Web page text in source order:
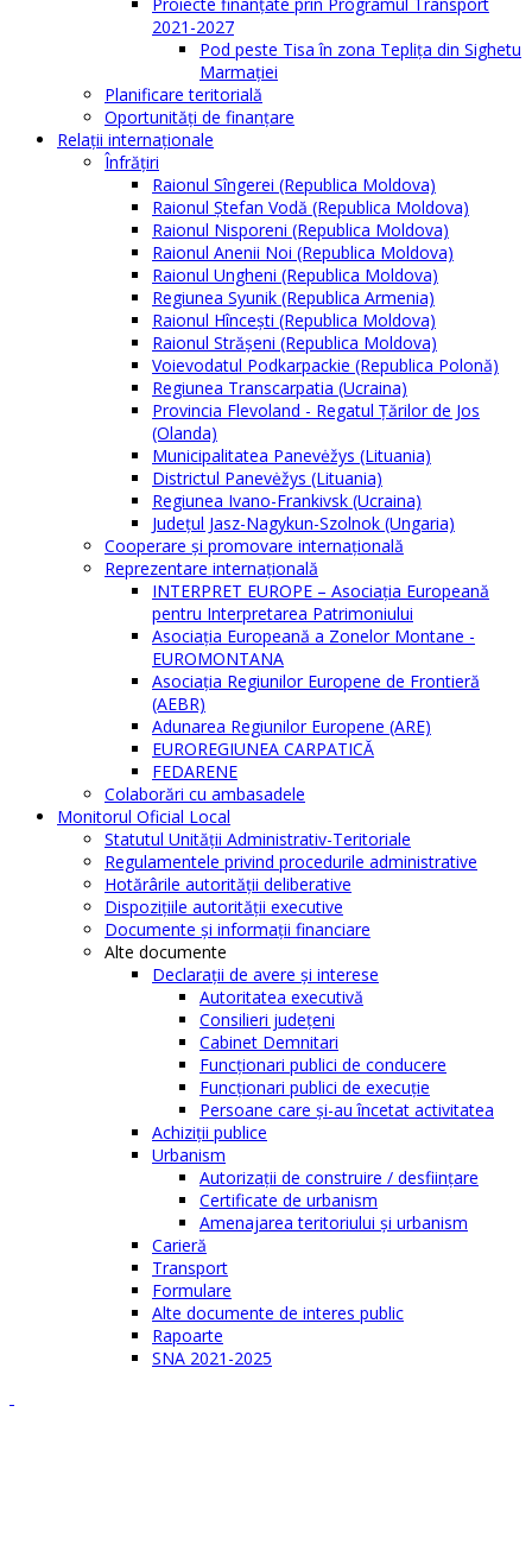
2021-2027
Pod peste Tisa în zona Teplița din Sighetu
Marmației
Planificare teritorială
Oportunităţi de finanţare
Relaţii internaţionale
Înfrăţiri
Raionul Sîngerei (Republica Moldova)
Raionul Ștefan Vodă (Republica Moldova)
Raionul Nisporeni (Republica Moldova)
Raionul Anenii Noi (Republica Moldova)
Raionul Ungheni (Republica Moldova)
Regiunea Syunik (Republica Armenia)
Raionul Hîncești (Republica Moldova)
Raionul Străşeni (Republica Moldova)
Voievodatul Podkarpackie (Republica Polonă)
Regiunea Transcarpatia (Ucraina)
Provincia Flevoland - Regatul Ţărilor de Jos
(Olanda)
Municipalitatea Panevėžys (Lituania)
Districtul Panevėžys (Lituania)
Regiunea Ivano-Frankivsk (Ucraina)
Judeţul Jasz-Nagykun-Szolnok (Ungaria)
Cooperare şi promovare internaţională
Reprezentare internaţională
INTERPRET EUROPE – Asociația Europeană
pentru Interpretarea Patrimoniului
Asociația Europeană a Zonelor Montane -
EUROMONTANA
Asociația Regiunilor Europene de Frontieră
(AEBR)
Adunarea Regiunilor Europene (ARE)
EUROREGIUNEA CARPATICĂ
FEDARENE
Colaborări cu ambasadele
Monitorul Oficial Local
Statutul Unităţii Administrativ-Teritoriale
Regulamentele privind procedurile administrative
Hotărârile autorităţii deliberative
Dispoziţiile autorităţii executive
Documente şi informaţii financiare
Alte documente
Declaraţii de avere şi interese
Autoritatea executivă
Consilieri judeţeni
Cabinet Demnitari
Funcţionari publici de conducere
Funcționari publici de execuție
Persoane care şi-au încetat activitatea
Achiziţii publice
Urbanism
Autorizații de construire / desființare
Certificate de urbanism
Amenajarea teritoriului şi urbanism
Carieră
Transport
Formulare
Alte documente de interes public
Rapoarte
SNA 2021-2025